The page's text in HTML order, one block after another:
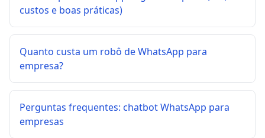
custos e boas práticas)
Quanto custa um robô de WhatsApp para
empresa?
Perguntas frequentes: chatbot WhatsApp para
empresas